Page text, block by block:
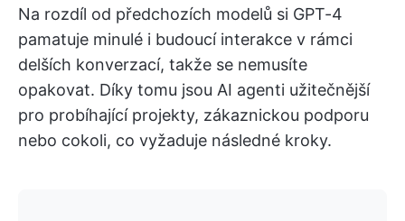
Na rozdíl od předchozích modelů si GPT-4
pamatuje minulé i budoucí interakce v rámci
delších konverzací, takže se nemusíte
opakovat. Díky tomu jsou AI agenti užitečnější
pro probíhající projekty, zákaznickou podporu
nebo cokoli, co vyžaduje následné kroky.